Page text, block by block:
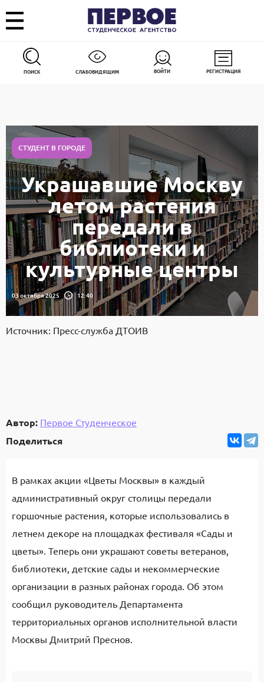
ПОИСК СЛАБОВИДЯЩИМ ВОЙТИ РЕГИСТРАЦИЯ
СТУДЕНТ В ГОРОДЕ
Украшавшие Москву
летом растения
передали в
библиотеки и
культурные центры
03 октября 2025 12:40
Источник: Пресс-служба ДТОИВ
Автор: Первое Студенческое
Поделиться
В рамках акции «Цветы Москвы» в каждый
административный округ столицы передали
горшочные растения, которые использовались в
летнем декоре на площадках фестиваля «Сады и
цветы». Теперь они украшают советы ветеранов,
библиотеки, детские сады и некоммерческие
организации в разных районах города. Об этом
сообщил руководитель Департамента
территориальных органов исполнительной власти
Москвы Дмитрий Преснов.